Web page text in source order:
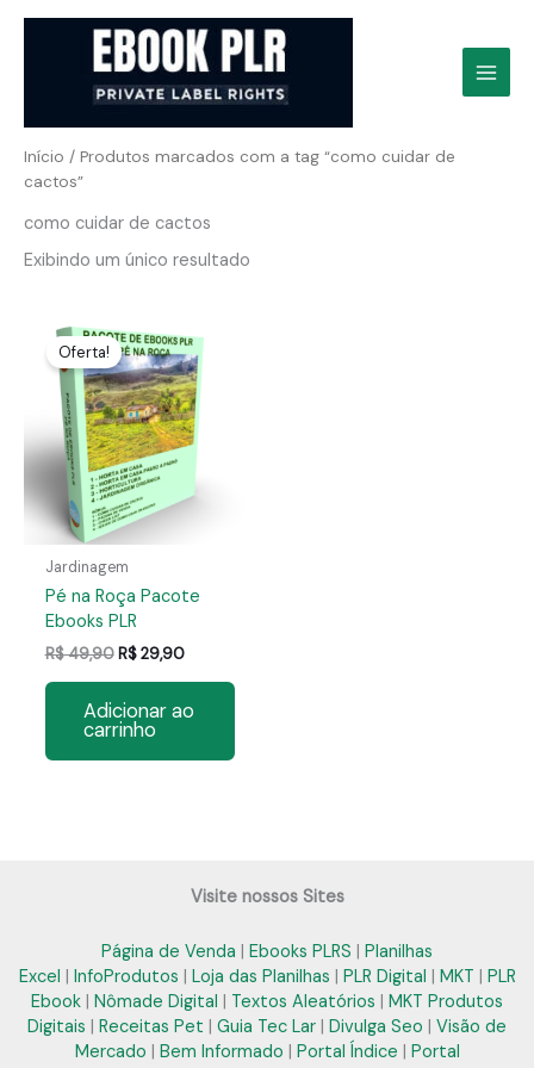
Início / Produtos marcados com a tag “como cuidar de
cactos”
como cuidar de cactos
Exibindo um único resultado
Oferta!
Jardinagem
Pé na Roça Pacote
Ebooks PLR
R$49,90 O
era:
R$ 49,90.
R$29,90O
é:
Adicionar ao
carrinho
Visite nossos Sites
Página de Venda | Ebooks PLRS | Planilhas
Excel | InfoProdutos | Loja das Planilhas | PLR Digital | MKT | PLR
Ebook | Nômade Digital | Textos Aleatórios | MKT Produtos
Digitais | Receitas Pet | Guia Tec Lar | Divulga Seo | Visão de
Mercado | Bem Informado | Portal Índice | Portal